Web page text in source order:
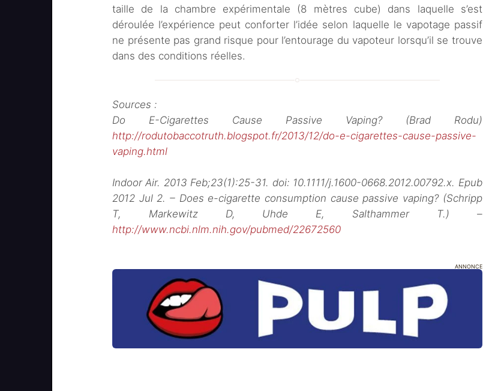
taille de la chambre expérimentale (8 mètres cube) dans laquelle s’est
déroulée l’expérience peut conforter l’idée selon laquelle le vapotage passif
ne présente pas grand risque pour l’entourage du vapoteur lorsqu’il se trouve
dans des conditions réelles.
Sources :
Do E-Cigarettes Cause Passive Vaping? (Brad Rodu)
http://rodutobaccotruth.blogspot.fr/2013/12/do-e-cigarettes-cause-passive-
vaping.html
Indoor Air. 2013 Feb;23(1):25-31. doi: 10.1111/j.1600-0668.2012.00792.x. Epub
2012 Jul 2. – Does e-cigarette consumption cause passive vaping? (Schripp
T, Markewitz D, Uhde E, Salthammer T.) –
http://www.ncbi.nlm.nih.gov/pubmed/22672560
ANNONCE